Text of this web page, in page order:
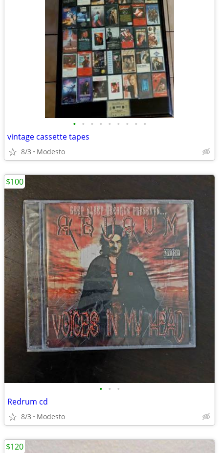
• • • • • • • • •
vintage cassette tapes
8/3 Modesto
• • •
Redrum cd
8/3 Modesto
$100
$120